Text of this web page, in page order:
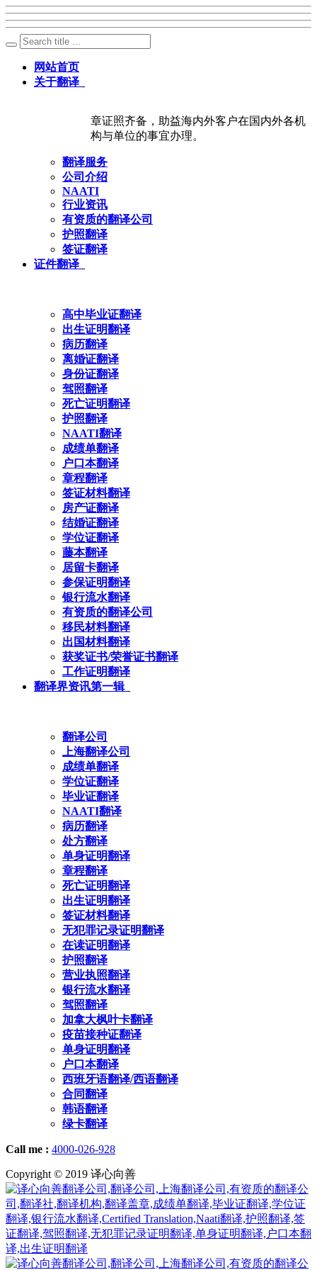
网站首页
关于翻译
章证照齐备，助益海内外客户在国内外各机
构与单位的事宜办理。
翻译服务
公司介绍
NAATI
行业资讯
有资质的翻译公司
护照翻译
签证翻译
证件翻译
高中毕业证翻译
出生证明翻译
病历翻译
离婚证翻译
身份证翻译
驾照翻译
死亡证明翻译
护照翻译
NAATI翻译
成绩单翻译
户口本翻译
章程翻译
签证材料翻译
房产证翻译
结婚证翻译
学位证翻译
藤本翻译
居留卡翻译
参保证明翻译
银行流水翻译
有资质的翻译公司
移民材料翻译
出国材料翻译
获奖证书/荣誉证书翻译
工作证明翻译
翻译界资讯第一辑
翻译公司
上海翻译公司
成绩单翻译
学位证翻译
毕业证翻译
NAATI翻译
病历翻译
处方翻译
单身证明翻译
章程翻译
死亡证明翻译
出生证明翻译
签证材料翻译
无犯罪记录证明翻译
在读证明翻译
护照翻译
营业执照翻译
银行流水翻译
驾照翻译
加拿大枫叶卡翻译
疫苗接种证翻译
单身证明翻译
户口本翻译
西班牙语翻译/西语翻译
合同翻译
韩语翻译
绿卡翻译
Call me : 4000-026-928
Copyright © 2019 译心向善